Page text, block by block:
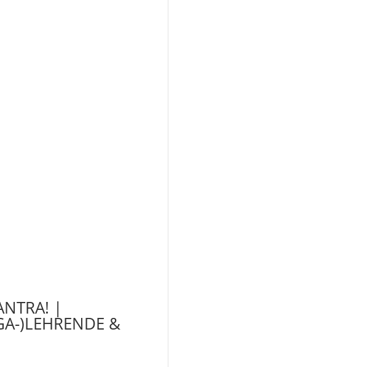
|
)LEHRENDE &